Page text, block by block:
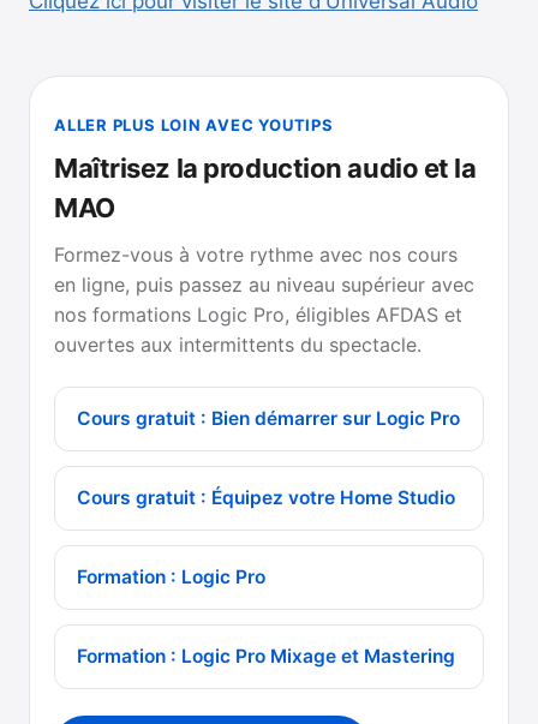
ALLER PLUS LOIN AVEC YOUTIPS
Maîtrisez la production audio et la
MAO
Formez-vous à votre rythme avec nos cours
en ligne, puis passez au niveau supérieur avec
nos formations Logic Pro, éligibles AFDAS et
ouvertes aux intermittents du spectacle.
Cours gratuit : Bien démarrer sur Logic Pro
Cours gratuit : Équipez votre Home Studio
Formation : Logic Pro
Formation : Logic Pro Mixage et Mastering